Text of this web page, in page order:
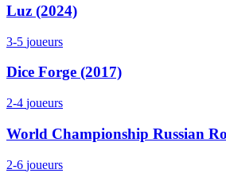
Luz (2024)
3-5 joueurs
Dice Forge (2017)
2-4 joueurs
World Championship Russian
2-6 joueurs